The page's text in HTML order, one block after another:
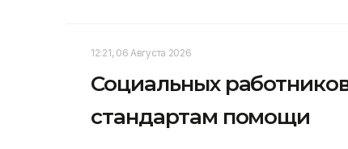
12:21, 06 Августа 2026
Социальных
стандартам помощи